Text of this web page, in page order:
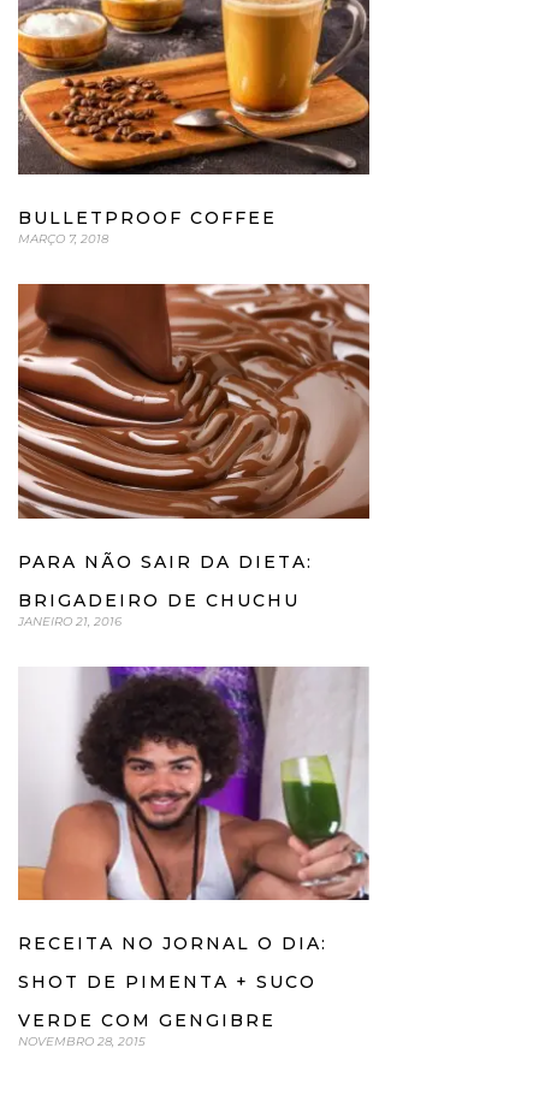
BULLETPROOF COFFEE
MARÇO 7, 2018
PARA NÃO SAIR DA DIETA:
BRIGADEIRO DE CHUCHU
JANEIRO 21, 2016
RECEITA NO JORNAL O DIA:
SHOT DE PIMENTA + SUCO
VERDE COM GENGIBRE
NOVEMBRO 28, 2015